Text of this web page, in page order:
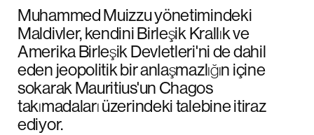
Muhammed Muizzu yönetimindeki
Maldivler, kendini Birleşik Krallık ve
Amerika Birleşik Devletleri'ni de dahil
eden jeopolitik bir anlaşmazlığın içine
sokarak Mauritius'un Chagos
takımadaları üzerindeki talebine itiraz
ediyor.